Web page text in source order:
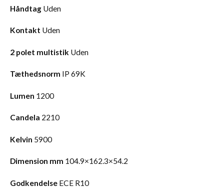
Håndtag Uden
Kontakt Uden
2 polet multistik Uden
Tæthedsnorm IP 69K
Lumen 1200
Candela 2210
Kelvin 5900
Dimension mm 104.9×162.3×54.2
Godkendelse ECE R10